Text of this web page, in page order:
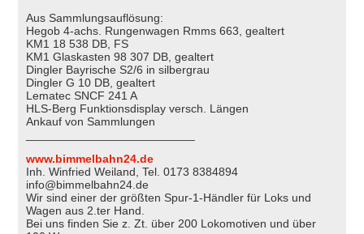
Aus Sammlungsauflösung:
Hegob 4-achs. Rungenwagen Rmms 663, gealtert
KM1 18 538 DB, FS
KM1 Glaskasten 98 307 DB, gealtert
Dingler Bayrische S2/6 in silbergrau
Dingler G 10 DB, gealtert
Lematec SNCF 241 A
HLS-Berg Funktionsdisplay versch. Längen
Ankauf von Sammlungen
www.bimmelbahn24.de
Inh. Winfried Weiland, Tel. 0173 8384894
info@bimmelbahn24.de
Wir sind einer der größten Spur-1-Händler für Loks und
Wagen aus 2.ter Hand.
Bei uns finden Sie z. Zt. über 200 Lokomotiven und über